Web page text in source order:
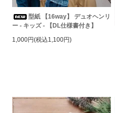
型紙 【16way】 デュオヘンリ
ー - キッズ - 【DL仕様書付き】
1,000円(税込1,100円)